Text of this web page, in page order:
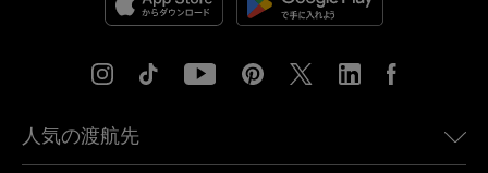
人気の渡航先